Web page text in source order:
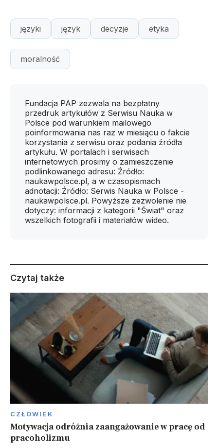
języki język decyzje etyka
moralność
Fundacja PAP zezwala na bezpłatny
przedruk artykułów z Serwisu Nauka w
Polsce pod warunkiem mailowego
poinformowania nas raz w miesiącu o fakcie
korzystania z serwisu oraz podania źródła
artykułu. W portalach i serwisach
internetowych prosimy o zamieszczenie
podlinkowanego adresu: Źródło:
naukawpolsce.pl, a w czasopismach
adnotacji: Źródło: Serwis Nauka w Polsce -
naukawpolsce.pl. Powyższe zezwolenie nie
dotyczy: informacji z kategorii "Świat" oraz
wszelkich fotografii i materiałów wideo.
Czytaj także
CZŁOWIEK
Motywacja odróżnia zaangażowanie w pracę od
pracoholizmu